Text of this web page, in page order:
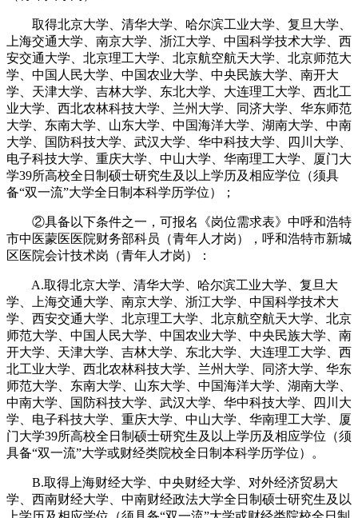
取得北京大学、清华大学、哈尔滨工业大学、复旦大学、
上海交通大学、南京大学、浙江大学、中国科学技术大学、西
安交通大学、北京理工大学、北京航空航天大学、北京师范大
学、中国人民大学、中国农业大学、中央民族大学、南开大
学、天津大学、吉林大学、东北大学、大连理工大学、西北工
业大学、西北农林科技大学、兰州大学、同济大学、华东师范
大学、东南大学、山东大学、中国海洋大学、湖南大学、中南
大学、国防科技大学、武汉大学、华中科技大学、四川大学、
电子科技大学、重庆大学、中山大学、华南理工大学、厦门大
学39所高校全日制硕士研究生及以上学历及相应学位（须具
备“双一流”大学全日制本科学历学位）；
②具备以下条件之一，可报名《岗位需求表》中呼和浩特
市中医蒙医医院财务部科员（青年人才岗），呼和浩特市新城
区医院会计技术岗（青年人才岗）：
A.取得北京大学、清华大学、哈尔滨工业大学、复旦大
学、上海交通大学、南京大学、浙江大学、中国科学技术大
学、西安交通大学、北京理工大学、北京航空航天大学、北京
师范大学、中国人民大学、中国农业大学、中央民族大学、南
开大学、天津大学、吉林大学、东北大学、大连理工大学、西
北工业大学、西北农林科技大学、兰州大学、同济大学、华东
师范大学、东南大学、山东大学、中国海洋大学、湖南大学、
中南大学、国防科技大学、武汉大学、华中科技大学、四川大
学、电子科技大学、重庆大学、中山大学、华南理工大学、厦
门大学39所高校全日制硕士研究生及以上学历及相应学位（须
具备“双一流”大学或财经类院校全日制本科学历学位）。
B.取得上海财经大学、中央财经大学、对外经济贸易大
学、西南财经大学、中南财经政法大学全日制硕士研究生及以